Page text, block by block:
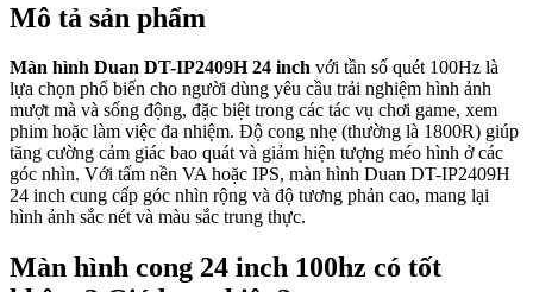
Mô tả sản phẩm
Màn hình Duan DT-IP2409H 24 inch với tần số quét 100Hz là
lựa chọn phổ biến cho người dùng yêu cầu trải nghiệm hình ảnh
mượt mà và sống động, đặc biệt trong các tác vụ chơi game, xem
phim hoặc làm việc đa nhiệm. Độ cong nhẹ (thường là 1800R) giúp
tăng cường cảm giác bao quát và giảm hiện tượng méo hình ở các
góc nhìn. Với tấm nền VA hoặc IPS, màn hình Duan DT-IP2409H
24 inch cung cấp góc nhìn rộng và độ tương phản cao, mang lại
hình ảnh sắc nét và màu sắc trung thực.
Màn hình cong 24 inch 100hz có tốt